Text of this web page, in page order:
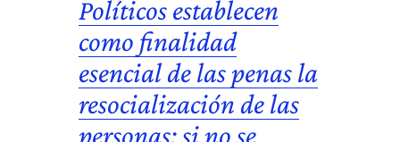
Políticos establecen
como finalidad
esencial de las penas la
resocialización de las
personas; si no se